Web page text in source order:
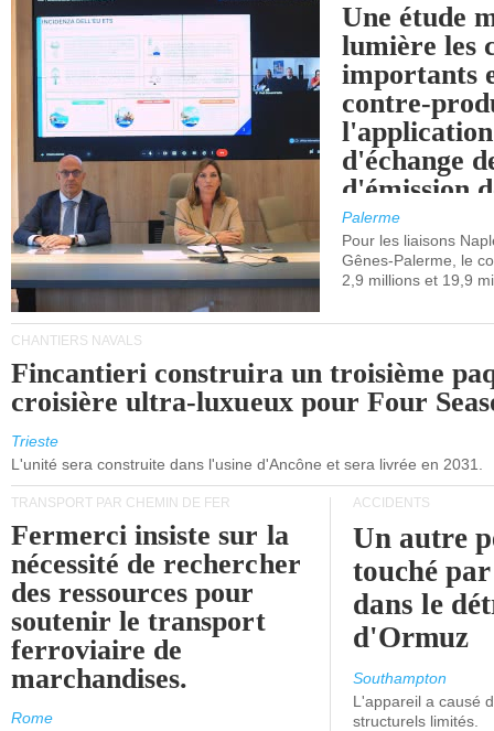
Une étude
lumière les
importants
contre-
d'échange
d'émission
(SEQE-UE)
maritimes
occidentale.
Palerme
Pour les liaisons
Gênes-Palerme, le
2,9 millions et 19,9
CHANTIERS NAVALS
Fincantieri construira un troisième
croisière ultra-luxueux pour Four
Trieste
L'unité sera construite dans l'usine d'Ancône et sera livrée en 2031.
TRANSPORT PAR CHEMIN DE FER
Fermerci insiste sur la
nécessité de rechercher
des ressources pour
soutenir le transport
ferroviaire de
marchandises.
Rome
ACCIDENTS
Un autre
touché
dans le
d'Ormuz
Southampton
L'appareil a causé
structurels limités.